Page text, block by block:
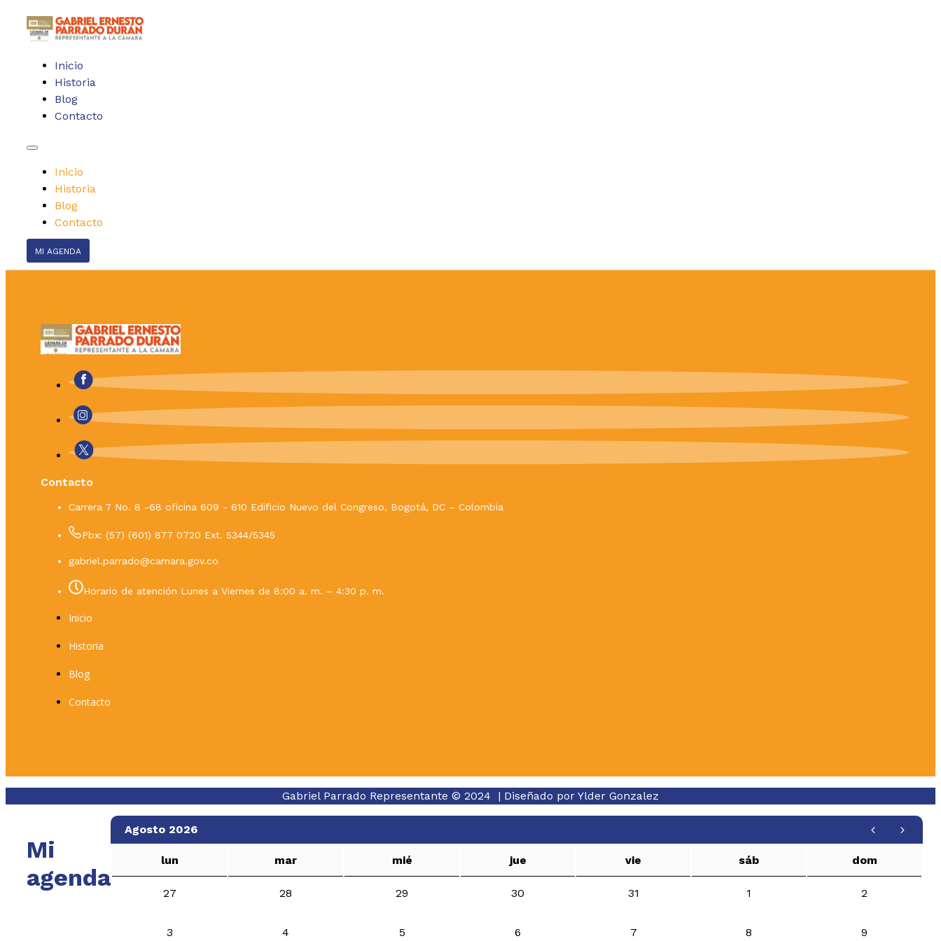
Inicio
Historia
Blog
Contacto
Inicio
Historia
Blog
Contacto
MI AGENDA
Contacto
Carrera 7 No. 8 -68 oficina 609 - 610 Edificio Nuevo del Congreso, Bogotá, DC – Colombia
Pbx: (57) (601) 877 0720 Ext. 5344/5345
gabriel.parrado@camara.gov.co
Horario de atención Lunes a Viernes de 8:00 a. m. – 4:30 p. m.
Inicio
Historia
Blog
Contacto
Gabriel Parrado Representante © 2024 | Diseñado por Ylder Gonzalez
Mi
agenda
Agosto 2026
lun mar mié jue vie sáb dom
27 28 29 30 31 1 2
3 4 5 6 7 8 9